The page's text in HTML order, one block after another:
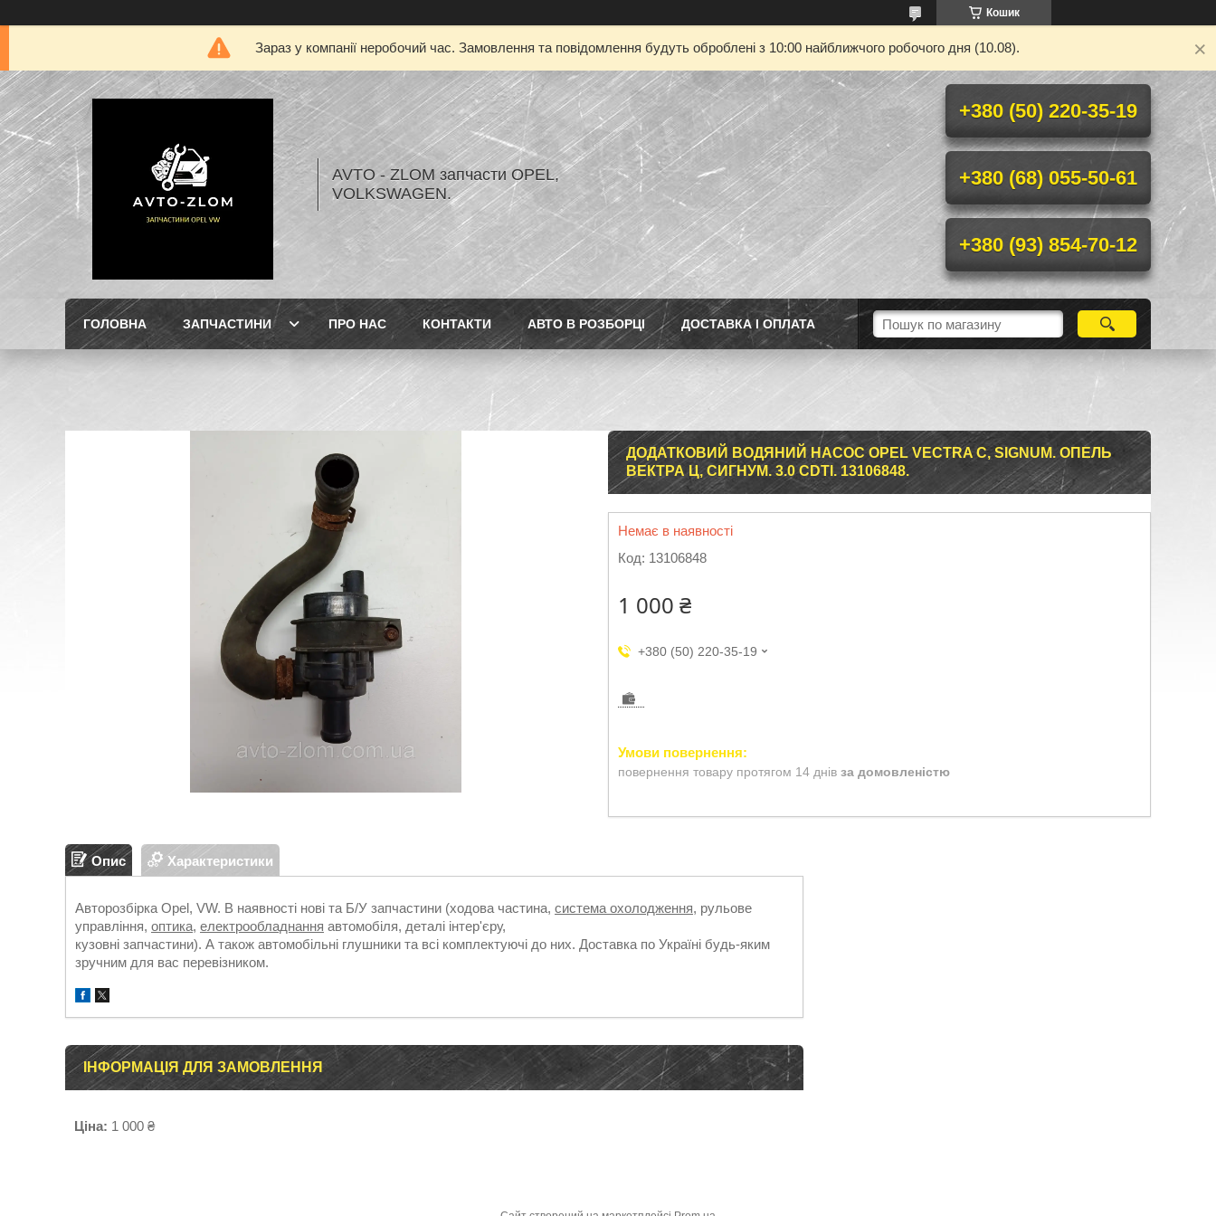
Кошик
Зараз у компанії неробочий час. Замовлення та повідомлення будуть оброблені з 10:00 найближчого робочого дня (10.08).
AVTO - ZLOM запчасти OPEL,
VOLKSWAGEN.
+380 (50) 220-35-19
+380 (68) 055-50-61
+380 (93) 854-70-12
ГОЛОВНА ЗАПЧАСТИНИ ПРО НАС КОНТАКТИ АВТО В РОЗБОРЦІ ДОСТАВКА І ОПЛАТА
ДОДАТКОВИЙ ВОДЯНИЙ НАСОС OPEL VECTRA C, SIGNUM. ОПЕЛЬ
ВЕКТРА Ц, СИГНУМ. 3.0 CDTI. 13106848.
Немає в наявності
Код: 13106848
1 000 ₴
+380 (50) 220-35-19
повернення товару протягом 14 днів за домовленістю
Опис Характеристики
Авторозбірка Opel, VW. В наявності нові та Б/У запчастини (ходова частина, система охолодження, рульове
управління, оптика, електрообладнання автомобіля, деталі інтер'єру,
кузовні запчастини). А також автомобільні глушники та всі комплектуючі до них. Доставка по Україні будь-яким
зручним для вас перевізником.
ІНФОРМАЦІЯ ДЛЯ ЗАМОВЛЕННЯ
Ціна: 1 000 ₴